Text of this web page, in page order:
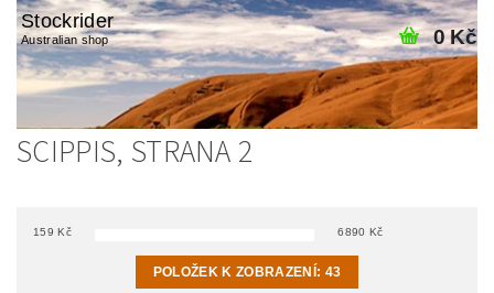
Stockrider
Australian shop 0 Kč
SCIPPIS, STRANA 2
159 Kč 6890 Kč
POLOŽEK K ZOBRAZENÍ: 43